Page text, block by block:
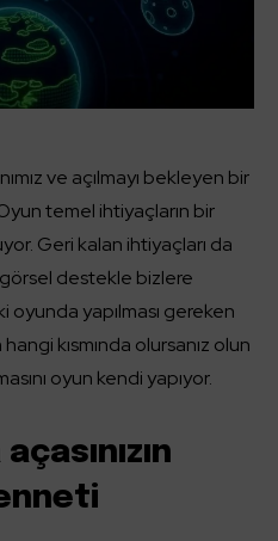
ve açılmayı bekleyen bir
temel ihtiyaçların bir
Geri kalan ihtiyaçları da
destekle bizlere
oyunda yapılması gereken
kısmında olursanız olun
oyun kendi yapıyor.